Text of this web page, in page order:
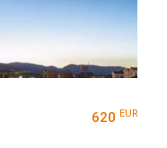
620 EUR